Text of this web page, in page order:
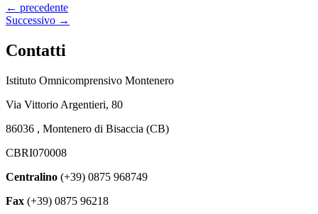
← precedente
Successivo →
Contatti
Istituto Omnicomprensivo Montenero
Via Vittorio Argentieri, 80
86036 , Montenero di Bisaccia (CB)
CBRI070008
Centralino (+39) 0875 968749
Fax (+39) 0875 96218